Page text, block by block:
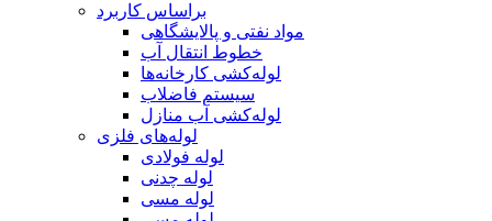
براساس کاربرد
مواد نفتی و پالایشگاهی
خطوط انتقال آب
لوله‌کشی کارخانه‌ها
سیستم فاضلاب
لوله‌کشی آب منازل
لوله‌های فلزی
لوله‌ فولادی
لوله چدنی
لوله مسی